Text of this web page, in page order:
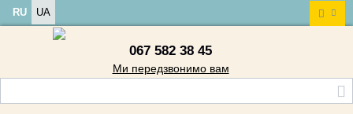
RU UA
067 582 38 45
Ми передзвонимо вам